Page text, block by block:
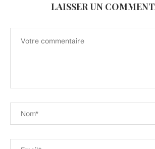
LAISSER UN